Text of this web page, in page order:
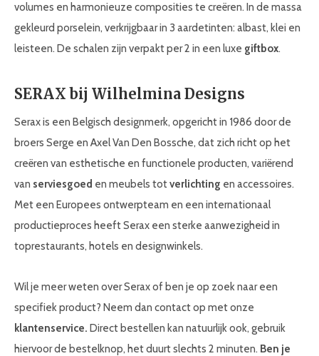
volumes en harmonieuze composities te creëren. In de massa
gekleurd porselein, verkrijgbaar in 3 aardetinten: albast, klei en
leisteen. De schalen zijn verpakt per 2 in een luxe giftbox.
SERAX bij Wilhelmina Designs
Serax is een Belgisch designmerk, opgericht in 1986 door de
broers Serge en Axel Van Den Bossche, dat zich richt op het
creëren van esthetische en functionele producten, variërend
van serviesgoed en meubels totverlichting en accessoires.
Met een Europees ontwerpteam en een internationaal
productieproces heeft Serax een sterke aanwezigheid in
toprestaurants, hotels en designwinkels.
Wil je meer weten over Serax of ben je op zoek naar een
specifiek product? Neem dan contact op met onze
klantenservice. Direct bestellen kan natuurlijk ook, gebruik
hiervoor de bestelknop, het duurt slechts 2 minuten. Ben je